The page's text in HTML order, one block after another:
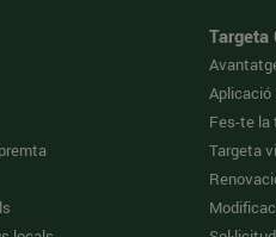
Targeta
Aplicació
Fes-te la
Targeta